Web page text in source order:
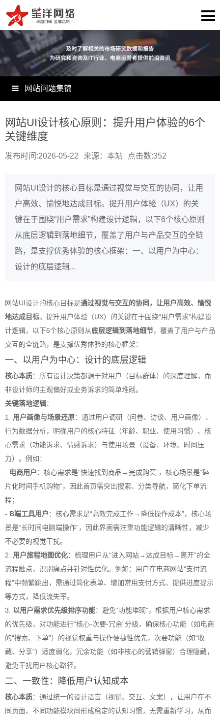
网站问题集锦
网站UI设计核心原则：提升用户体验的6个
关键维度
发布时间:2026-05-22 来源：本站 点击数:352
网站UI设计的核心目标是通过视觉与交互的协同，让用
户高效、愉悦地达成目标。提升用户体验（UX）的关
键在于围绕“用户需求”构建设计逻辑，以下6个核心原则
从底层逻辑到落地细节，覆盖了用户与产品交互的全链
路，是支撑优秀体验的核心框架：一、以用户为中心：
设计的底层逻辑...
网站UI设计的核心目标是通过视觉与交互的协同，让用户高效、愉悦
地达成目标。提升用户体验（UX）的关键在于围绕“用户需求”构建设
计逻辑，以下6个核心原则从底层逻辑到落地细节，覆盖了用户与产品
交互的全链路，是支撑优秀体验的核心框架：
一、以用户为中心：设计的底层逻辑
核心本质：所有设计决策都源于对用户（目标群体）的深度理解，而
非设计师的主观偏好或业务诉求的简单堆砌。
关键落地逻辑：
1. 用户画像与场景还原：通过用户调研（问卷、访谈、用户画像）、
行为数据分析，明确用户的核心特征（年龄、职业、使用习惯）、核
心需求（功能诉求、情感诉求）与使用场景（设备、环境、时间压
力）。例如：
- 电商用户：核心需求是“快速找到商品→完成购买”，核心场景是“碎
片化时间手机购物”，因此首页需突出搜索、分类导航，简化下单流
程；
- B端工具用户：核心需求是“高效完成工作→降低操作成本”，核心场
景是“长时间电脑端操作”，因此界面需注重功能逻辑的清晰性，减少
不必要的视觉干扰。
2. 用户旅程地图优化：梳理用户从“进入网站→达成目标→离开”的全
流程触点，识别痛点并针对性优化。例如：用户在电商网站“支付流
程”中频繁跳出，需通过简化表单、增加常用支付方式、提供进度提示
等方式，降低流失率。
3. 以用户需求优先级排序功能：避免“功能堆砌”，根据用户核心需求
的优先级，对功能进行“核心-次要-冗余”分级，确保核心功能（如电商
的“搜索、下单”）的视觉权重与操作便捷性优先，次要功能（如“收
藏、分享”）适度弱化，冗余功能（如非核心的营销弹窗）合理隐藏，
避免干扰用户核心路径。
二、一致性：降低用户认知成本
核心本质：通过统一的设计语言（视觉、交互、文案），让用户在不
同页面、不同功能模块间形成稳定的认知习惯，无需重新学习，从而